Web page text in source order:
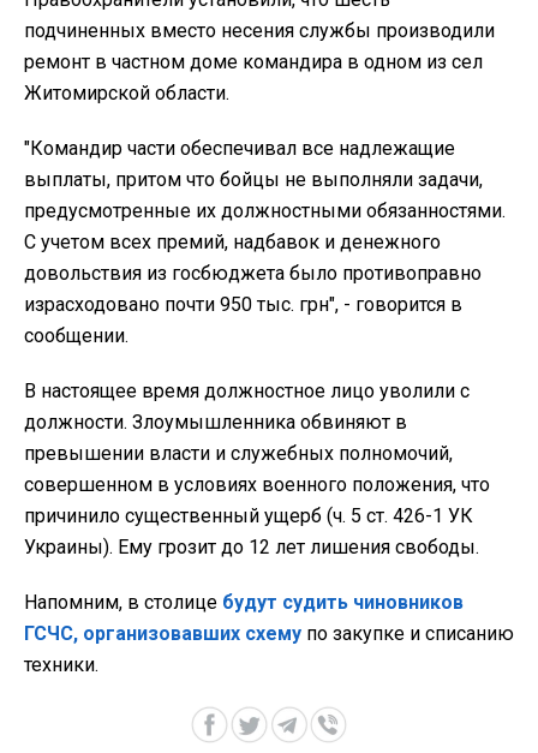
подчиненных вместо несения службы производили
ремонт в частном доме командира в одном из сел
Житомирской области.
"Командир части обеспечивал все надлежащие
выплаты, притом что бойцы не выполняли задачи,
предусмотренные их должностными обязанностями.
С учетом всех премий, надбавок и денежного
довольствия из госбюджета было противоправно
израсходовано почти 950 тыс. грн", - говорится в
сообщении.
В настоящее время должностное лицо уволили с
должности. Злоумышленника обвиняют в
превышении власти и служебных полномочий,
совершенном в условиях военного положения, что
причинило существенный ущерб (ч. 5 ст. 426-1 УК
Украины). Ему грозит до 12 лет лишения свободы.
Напомним, в столице будут судить чиновников
ГСЧС, организовавших схему по закупке и списанию
техники.